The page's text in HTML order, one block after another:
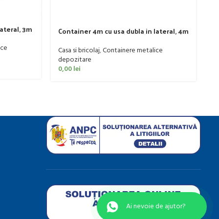
3m Container 4m cu usa dubla in lateral, 4m
Casa si bricolaj,Containere metalice
depozitare
0,00lei
Ai nevoie de ajutor?